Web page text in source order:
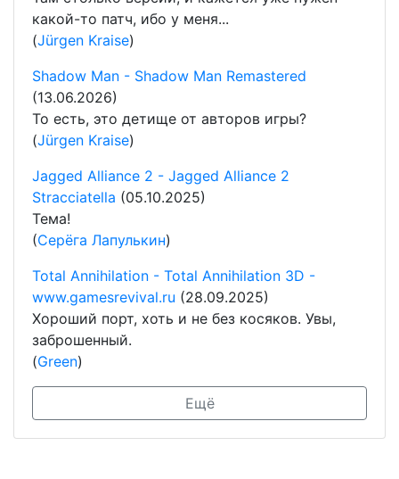
какой-то патч, ибо у меня...
(Jürgen Kraise)
Shadow Man - Shadow Man Remastered
(13.06.2026)
То есть, это детище от авторов игры?
(Jürgen Kraise)
Jagged Alliance 2 - Jagged Alliance 2
Stracciatella (05.10.2025)
Тема!
(Серёга Лапулькин)
Total Annihilation - Total Annihilation 3D -
www.gamesrevival.ru (28.09.2025)
Хороший порт, хоть и не без косяков. Увы,
заброшенный.
(Green)
Ещё